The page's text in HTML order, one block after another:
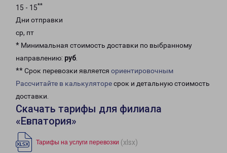
15 - 15**
Дни отправки
ср, пт
* Минимальная стоимость доставки по выбранному
направлению: руб.
** Срок перевозки является ориентировочным
Рассчитайте в калькуляторесрок и детальную стоимость
доставки.
Скачать тарифы для филиала
«Евпатория»
Тарифы на услуги перевозки (xlsx)